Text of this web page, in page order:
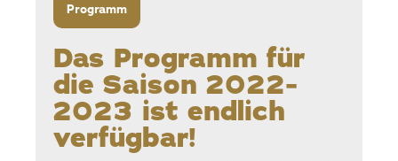
Programm
Das Programm für
die Saison 2022-
2023 ist endlich
verfügbar!